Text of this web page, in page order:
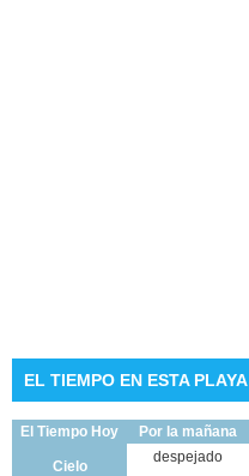
EL TIEMPO EN ESTA PLAYA
El Tiempo Hoy Por la mañana
Cielo
despejado